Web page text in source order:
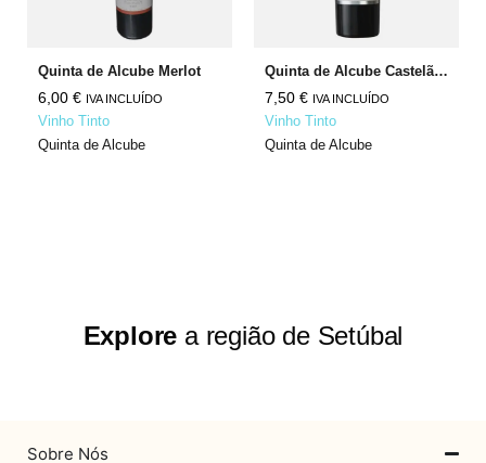
Quinta de Alcube Merlot
6,00 € IVA INCLUÍDO
Vinho Tinto
Quinta de Alcube
Quinta de Alcube Castelão Cabernet Sauvignon
7,50 € IVA INCLUÍDO
Vinho Tinto
Quinta de Alcube
Explore a região de Setúbal
Sobre Nós